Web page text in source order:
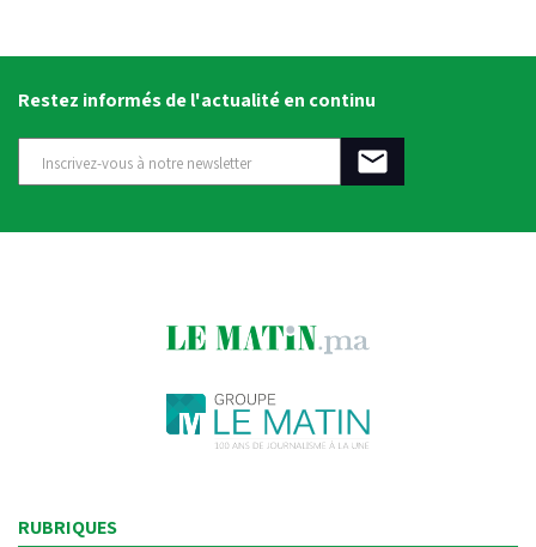
Restez informés de l'actualité en continu
RUBRIQUES